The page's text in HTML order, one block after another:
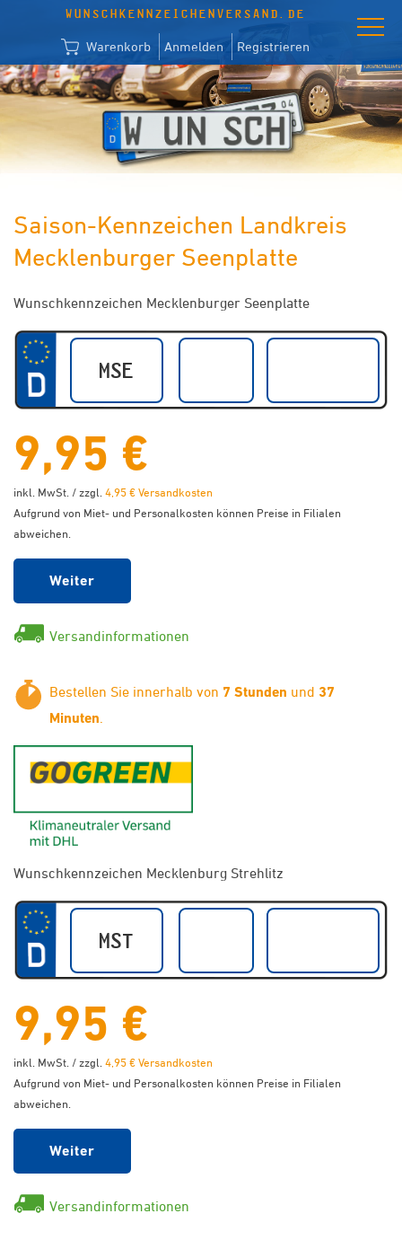
WUNSCHKENNZEICHENVERSAND.DE
Warenkorb Anmelden Registrieren
Saison-Kennzeichen Landkreis
Mecklenburger Seenplatte
Wunschkennzeichen Mecklenburger Seenplatte
9,95 €
inkl. MwSt. / zzgl. 4,95 € Versandkosten
Aufgrund von Miet- und Personalkosten können Preise in Filialen
abweichen.
Weiter
Versandinformationen
Bestellen Sie innerhalb von 7 Stunden und 37
Minuten
Wunschkennzeichen Mecklenburg Strehlitz
9,95 €
inkl. MwSt. / zzgl. 4,95 € Versandkosten
Aufgrund von Miet- und Personalkosten können Preise in Filialen
abweichen.
Weiter
Versandinformationen